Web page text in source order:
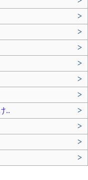
>
>
>
>
>
>
..
>
>
>
>